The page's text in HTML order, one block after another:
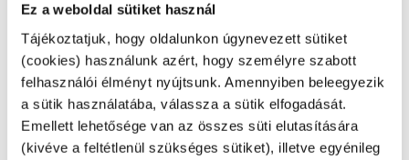
Ez a weboldal sütiket használ
Tájékoztatjuk, hogy oldalunkon úgynevezett sütiket
(cookies) használunk azért, hogy személyre szabott
felhasználói élményt nyújtsunk. Amennyiben beleegyezik
a sütik használatába, válassza a sütik elfogadását.
Emellett lehetősége van az összes süti elutasítására
(kivéve a feltétlenül szükséges sütiket), illetve egyénileg
KÖNYV ADATAI